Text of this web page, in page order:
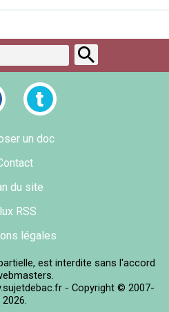
un doc
du site
RSS
légales
est interdite sans l'accord
- Copyright © 2007-
2026.